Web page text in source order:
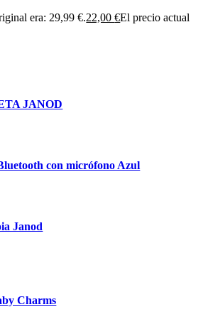
era: 29,99 €.22,00€El precio actual
JANOD
con micrófono Azul
Janod
Charms